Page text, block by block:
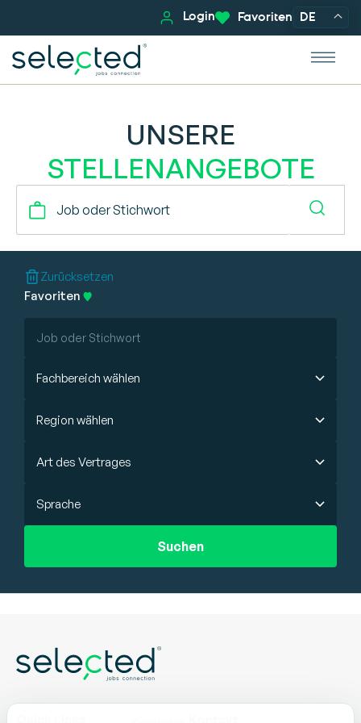
Login Favoriten DE
UNSERE
STELLENANGEBOTE
Zurücksetzen
Favoriten
Fachbereich wählen
Region wählen
Art des Vertrages
Sprache
Suchen